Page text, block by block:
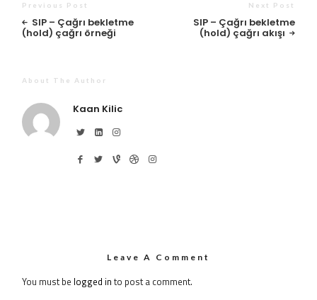
Previous Post
SIP – Çağrı bekletme
(hold) çağrı örneği
Next Post
SIP – Çağrı bekletme
(hold) çağrı akışı
About The Author
Kaan Kilic
Leave A Comment
You must be logged in to post a comment.